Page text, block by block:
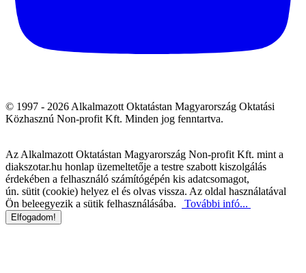
© 1997 - 2026 Alkalmazott Oktatástan Magyarország Oktatási
Közhasznú Non-profit Kft. Minden jog fenntartva.
Az Alkalmazott Oktatástan Magyarország Non-profit Kft. mint a
diakszotar.hu honlap üzemeltetője a testre szabott kiszolgálás
érdekében a felhasználó számítógépén kis adatcsomagot,
ún. sütit (cookie) helyez el és olvas vissza. Az oldal használatával
Ön beleegyezik a sütik felhasználásába.
További infó...
Elfogadom!